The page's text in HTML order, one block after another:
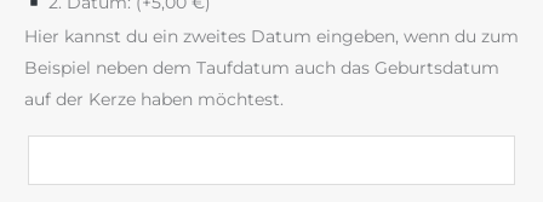
Hier kannst du ein zweites Datum eingeben, wenn du zum
Beispiel neben dem Taufdatum auch das Geburtsdatum
auf der Kerze haben möchtest.